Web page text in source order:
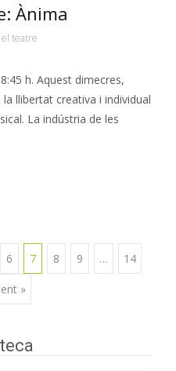
Ànima
teatre
h. Aquest dimecres,
llibertat creativa i individual
La indústria de les
6 7 8 9 … 14
»